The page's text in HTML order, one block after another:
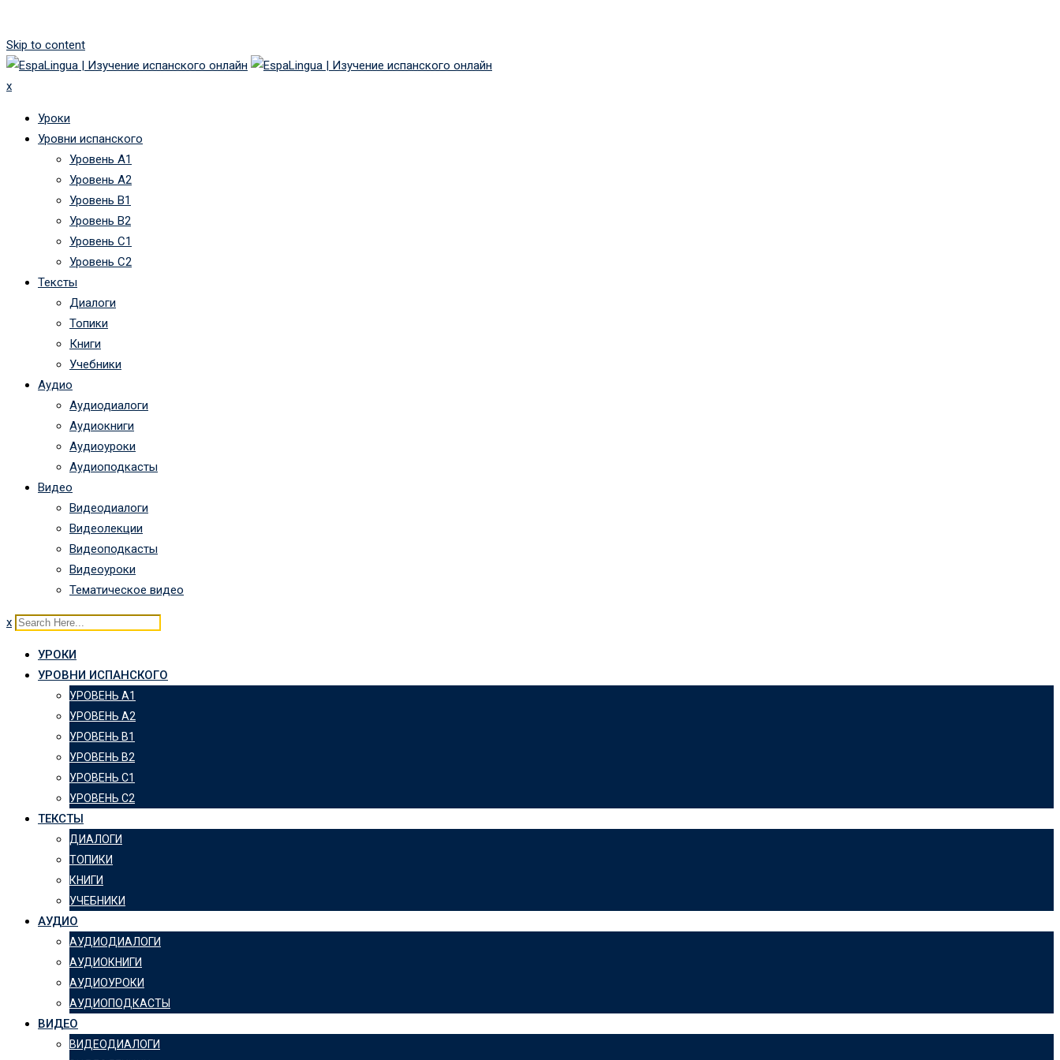
Skip to content
x
Уроки
Уровни испанского
Уровень А1
Уровень А2
Уровень B1
Уровень B2
Уровень C1
Уровень C2
Тексты
Диалоги
Топики
Книги
Учебники
Аудио
Аудиодиалоги
Аудиокниги
Аудиоуроки
Аудиоподкасты
Видео
Видеодиалоги
Видеолекции
Видеоподкасты
Видеоуроки
Тематическое видео
x
УРОКИ
УРОВНИ ИСПАНСКОГО
УРОВЕНЬ А1
УРОВЕНЬ А2
УРОВЕНЬ B1
УРОВЕНЬ B2
УРОВЕНЬ C1
УРОВЕНЬ C2
ТЕКСТЫ
ДИАЛОГИ
ТОПИКИ
КНИГИ
УЧЕБНИКИ
АУДИО
АУДИОДИАЛОГИ
АУДИОКНИГИ
АУДИОУРОКИ
АУДИОПОДКАСТЫ
ВИДЕО
ВИДЕОДИАЛОГИ